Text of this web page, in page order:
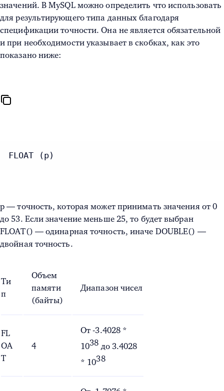
значений. В MySQL можно определить что использовать
для результирующего типа данных благодаря
спецификации точности. Она не является обязательной
и при необходимости указывает в скобках, как это
показано ниже:
FLOAT (p)
p — точность, которая может принимать значения от 0
до 53. Если значение меньше 25, то будет выбран
FLOAT() — одинарная точность, иначе DOUBLE() —
двойная точность.
Ти
п
Объем
памяти
(байты)
Диапазон чисел
FL
OA
T
4
От -3.4028 *
1038 до 3.4028
* 1038